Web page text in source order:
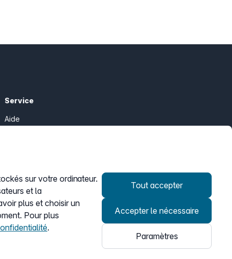
Service
Aide
sur votre ordinateur.
et la
plus et choisir un
Pour plus
.
Tout accepter
Accepter le nécessaire
Paramètres